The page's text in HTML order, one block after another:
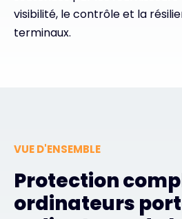
visibilité, le contrôle et la
terminaux.
VUE D'ENSEMBLE
Protection
ordinateurs